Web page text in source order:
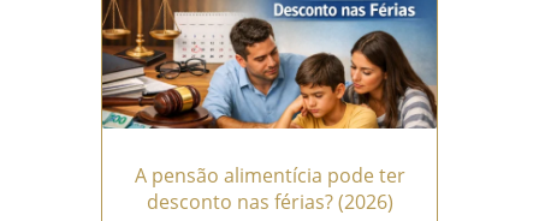
Leia mais →
A pensão alimentícia pode ter
desconto nas férias? (2026)